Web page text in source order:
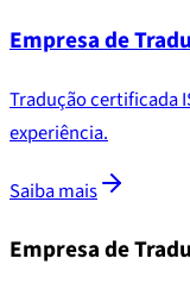
Empresa de
Tradução certificada
experiência.
Saiba mais
Empresa de